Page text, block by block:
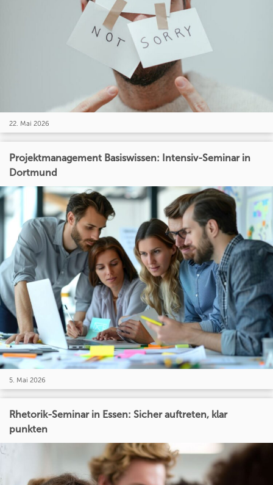
22. Mai 2026
Projektmanagement Basiswissen: Intensiv-Seminar in
Dortmund
5. Mai 2026
Rhetorik-Seminar in Essen: Sicher auftreten, klar
punkten